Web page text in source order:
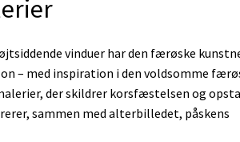
vinduer har den færøske
– med inspiration i den voldsomme
der skildrer korsfæstelsen og
sammen med alterbilledet, påskens